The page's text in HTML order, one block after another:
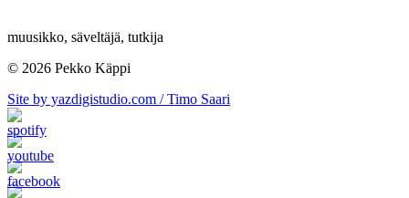
muusikko, säveltäjä, tutkija
© 2026 Pekko Käppi
Site by yazdigistudio.com / Timo Saari